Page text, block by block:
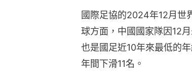
國際足協的2024年12月世
球方面，中國國家隊因12
也是國足近10年來最低的
年間下滑11名。